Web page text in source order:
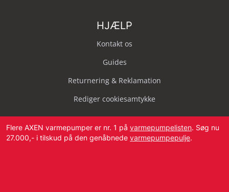
HJÆLP
Kontakt os
Guides
Returnering & Reklamation
Rediger cookiesamtykke
Flere AXEN varmepumper er nr. 1 på varmepumpelisten. Søg nu
27.000,- i tilskud på den genåbnede varmepumpepulje.